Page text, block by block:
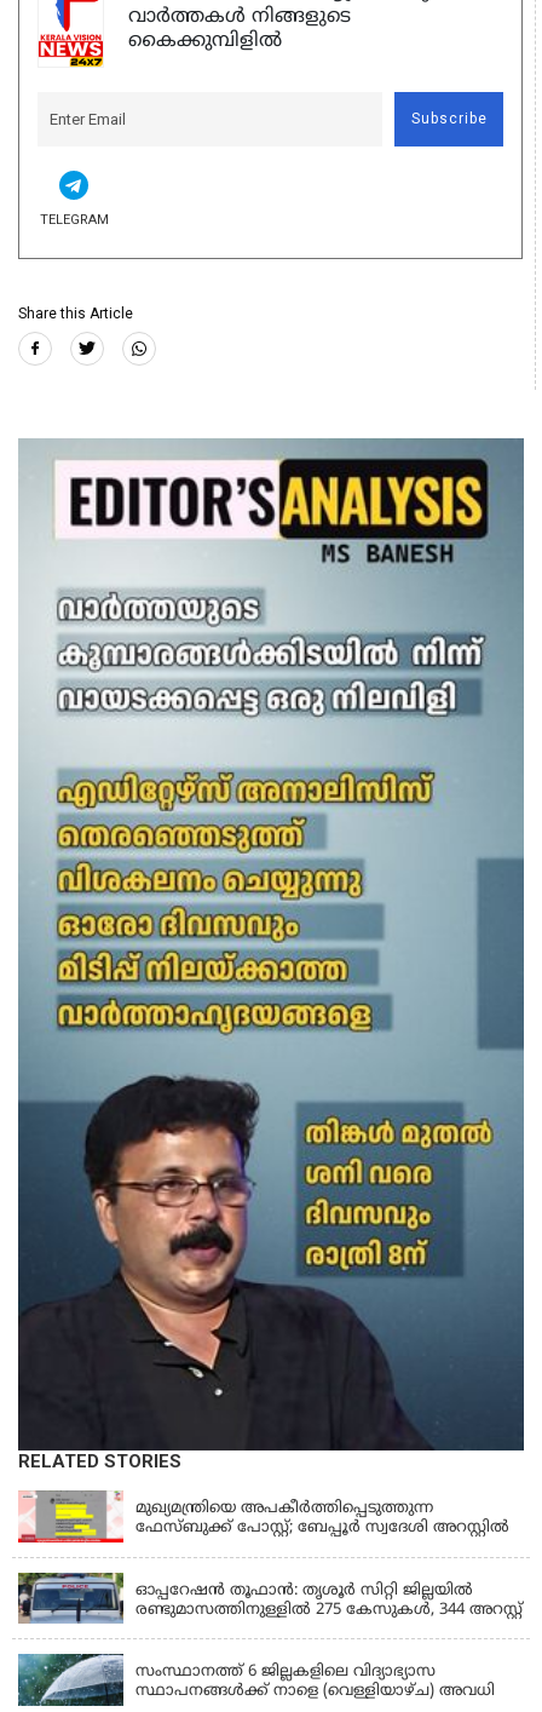
വാർത്തകൾ നിങ്ങളുടെ
കൈക്കുമ്പിളിൽ
Subscribe
TELEGRAM
Share this Article
RELATED STORIES
KERALA
മുഖ്യമന്ത്രിയെ അപകീർത്തിപ്പെടുത്തുന്ന
ഫേസ്‌ബുക്ക് പോസ്റ്റ്; ബേപ്പൂർ സ്വദേശി അറസ്റ്റിൽ
ഓപ്പറേഷൻ തൂഫാൻ: തൃശൂർ സിറ്റി ജില്ലയിൽ
രണ്ടുമാസത്തിനുള്ളിൽ 275 കേസുകൾ, 344 അറസ്റ്റ്
സംസ്ഥാനത്ത് 6 ജില്ലകളിലെ വിദ്യാഭ്യാസ
സ്ഥാപനങ്ങൾക്ക് നാളെ (വെള്ളിയാഴ്ച) അവധി